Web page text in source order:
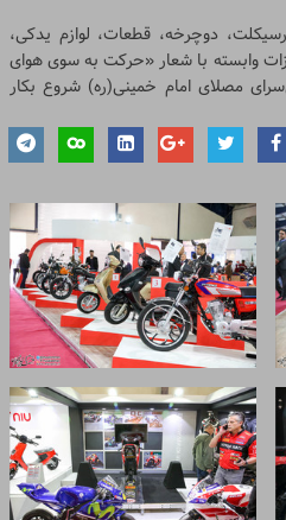
دوچرخه، قطعات، لوازم یدکی،
وابسته با شعار «حرکت به سوی هوای
مصلای امام خمینی(ره) شروع بکار